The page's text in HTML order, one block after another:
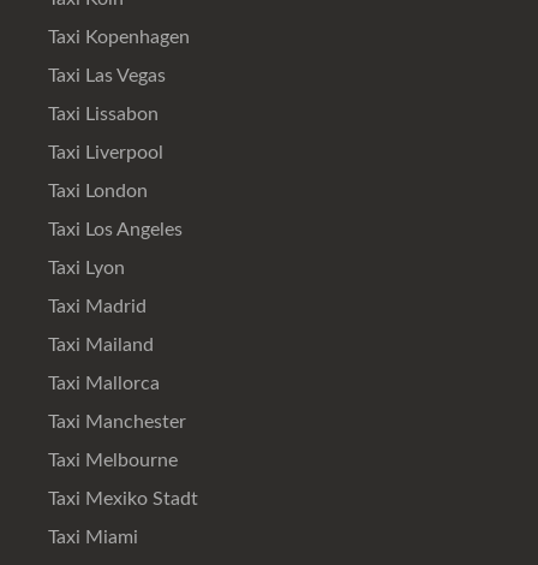
Taxi Kopenhagen
Taxi Las Vegas
Taxi Lissabon
Taxi Liverpool
Taxi London
Taxi Los Angeles
Taxi Lyon
Taxi Madrid
Taxi Mailand
Taxi Mallorca
Taxi Manchester
Taxi Melbourne
Taxi Mexiko Stadt
Taxi Miami